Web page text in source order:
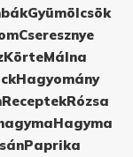
Gyümölcsök
Cseresznye
KörteMálna
Hagyomány
ReceptekRózsa
Hagyma
Paprika